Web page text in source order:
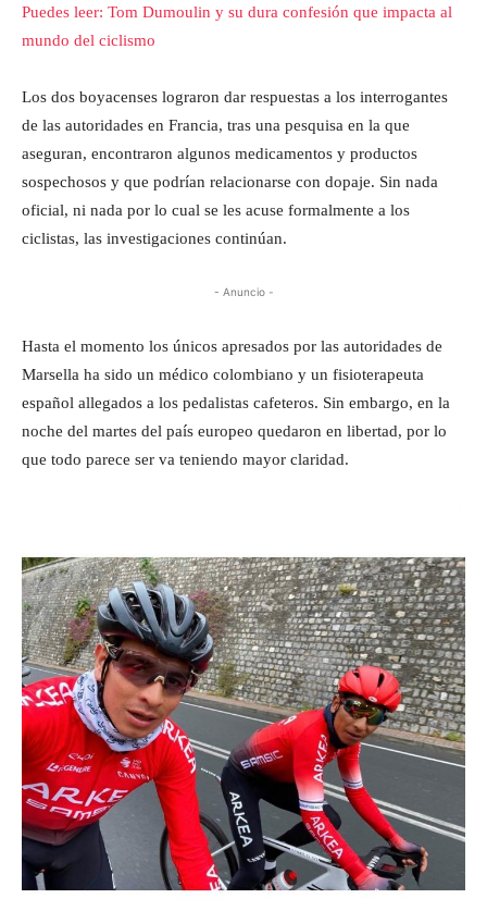
Puedes leer: Tom Dumoulin y su dura confesión que impacta al
mundo del ciclismo
Los dos boyacenses lograron dar respuestas a los interrogantes
de las autoridades en Francia, tras una pesquisa en la que
aseguran, encontraron algunos medicamentos y productos
sospechosos y que podrían relacionarse con dopaje. Sin nada
oficial, ni nada por lo cual se les acuse formalmente a los
ciclistas, las investigaciones continúan.
- Anuncio -
Hasta el momento los únicos apresados por las autoridades de
Marsella ha sido un médico colombiano y un fisioterapeuta
español allegados a los pedalistas cafeteros. Sin embargo, en la
noche del martes del país europeo quedaron en libertad, por lo
que todo parece ser va teniendo mayor claridad.